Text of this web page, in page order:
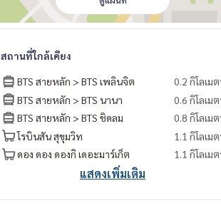
สถานที่ใกล้เคียง
BTS สายหลัก > BTS เพลินจิต
0.2 กิโลเม
BTS สายหลัก > BTS นานา
0.6 กิโลเม
BTS สายหลัก > BTS ชิดลม
0.8 กิโลเม
โรบินสัน สุขุมวิท
1.1 กิโลเม
ดอง ดอง ดองกิ เดอะมาร์เก็ต
1.1 กิโลเม
แสดงเพิ่มเติม